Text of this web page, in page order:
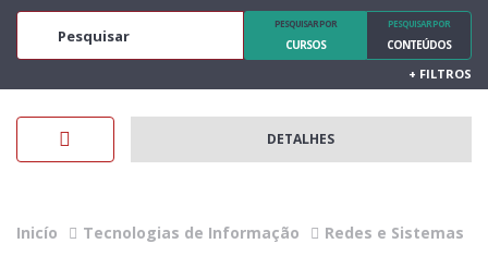
PESQUISAR POR
CURSOS
PESQUISAR POR
CONTEÚDOS
+ FILTROS
DETALHES
Inicío Tecnologias de Informação Redes e Sistemas